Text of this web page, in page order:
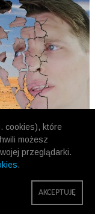
cookies), które
możesz
przeglądarki.
.
AKCEPTUJĘ
NASTĘPNE